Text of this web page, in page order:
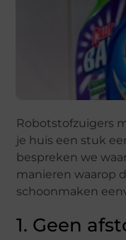
Robotstofzuigers
je huis een stuk
bespreken we
manieren waarop
schoonmaken
1. Geen